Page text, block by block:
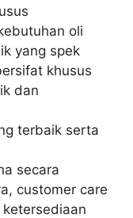
oli
yang spek
khusus
dan
terbaik serta
secara
customer care